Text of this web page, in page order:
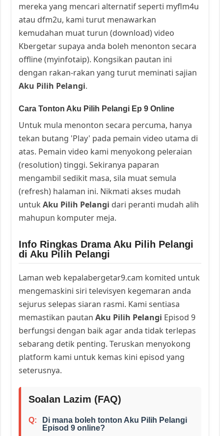
mereka yang mencari alternatif seperti myflm4u
atau dfm2u, kami turut menawarkan
kemudahan muat turun (download) video
Kbergetar supaya anda boleh menonton secara
offline (myinfotaip). Kongsikan pautan ini
dengan rakan-rakan yang turut meminati sajian
Aku Pilih Pelangi.
Cara Tonton Aku Pilih Pelangi Ep 9 Online
Untuk mula menonton secara percuma, hanya
tekan butang 'Play' pada pemain video utama di
atas. Pemain video kami menyokong peleraian
(resolution) tinggi. Sekiranya paparan
mengambil sedikit masa, sila muat semula
(refresh) halaman ini. Nikmati akses mudah
untukAku Pilih Pelangi dari peranti mudah alih
mahupun komputer meja.
Info Ringkas Drama Aku Pilih Pelangi
di Aku Pilih Pelangi
Laman web kepalabergetar9.cam komited untuk
mengemaskini siri televisyen kegemaran anda
sejurus selepas siaran rasmi. Kami sentiasa
memastikan pautanAku Pilih Pelangi Episod 9
berfungsi dengan baik agar anda tidak terlepas
sebarang detik penting. Teruskan menyokong
platform kami untuk kemas kini episod yang
seterusnya.
Soalan Lazim (FAQ)
Di mana boleh tonton Aku Pilih Pelangi
Episod 9 online?